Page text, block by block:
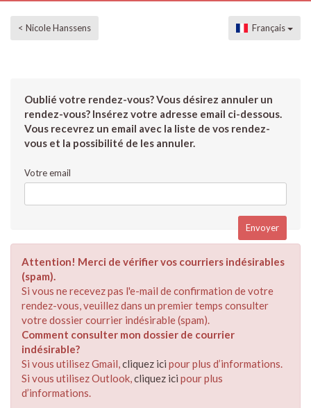
< Nicole Hanssens Français
Oublié votre rendez-vous? Vous désirez annuler un
rendez-vous? Insérez votre adresse email ci-dessous.
Vous recevrez un email avec la liste de vos rendez-
vous et la possibilité de les annuler.
Votre email
Attention! Merci de vérifier vos courriers indésirables
(spam).
Si vous ne recevez pas l'e-mail de confirmation de votre
rendez-vous, veuillez dans un premier temps consulter
votre dossier courrier indésirable (spam).
Comment consulter mon dossier de courrier
indésirable?
Si vous utilisez Gmail,cliquez ici pour plus d’informations.
Si vous utilisez Outlook,cliquez ici pour plus
d’informations.